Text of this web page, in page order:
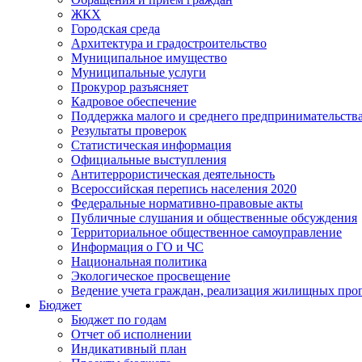
ЖКХ
Городская среда
Архитектура и градостроительство
Муниципальное имущество
Муниципальные услуги
Прокурор разъясняет
Кадровое обеспечение
Поддержка малого и среднего предпринимательства
Результаты проверок
Статистическая информация
Официальные выступления
Антитеррористическая деятельность
Всероссийская перепись населения 2020
Федеральные нормативно-правовые акты
Публичные слушания и общественные обсуждения
Территориальное общественное самоуправление
Информация о ГО и ЧС
Национальная политика
Экологическое просвещение
Ведение учета граждан, реализация жилищных
Бюджет
Бюджет по годам
Отчет об исполнении
Индикативный план